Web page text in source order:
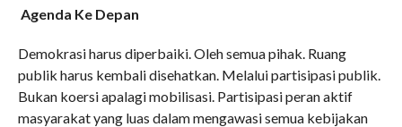
Agenda Ke Depan
Demokrasi harus diperbaiki. Oleh semua pihak. Ruang
publik harus kembali disehatkan. Melalui partisipasi publik.
Bukan koersi apalagi mobilisasi. Partisipasi peran aktif
masyarakat yang luas dalam mengawasi semua kebijakan